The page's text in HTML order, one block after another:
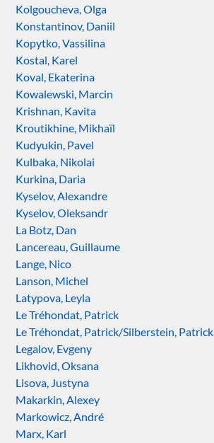
Kolgoucheva, Olga
Konstantinov, Daniil
Kopytko, Vassilina
Kostal, Karel
Koval, Ekaterina
Kowalewski, Marcin
Krishnan, Kavita
Kroutikhine, Mikhaïl
Kudyukin, Pavel
Kulbaka, Nikolai
Kurkina, Daria
Kyselov, Alexandre
Kyselov, Oleksandr
La Botz, Dan
Lancereau, Guillaume
Lange, Nico
Lanson, Michel
Latypova, Leyla
Le Tréhondat, Patrick
Le Tréhondat, Patrick/Silberstein, Patrick
Legalov, Evgeny
Likhovid, Oksana
Lisova, Justyna
Makarkin, Alexey
Markowicz, André
Marx, Karl